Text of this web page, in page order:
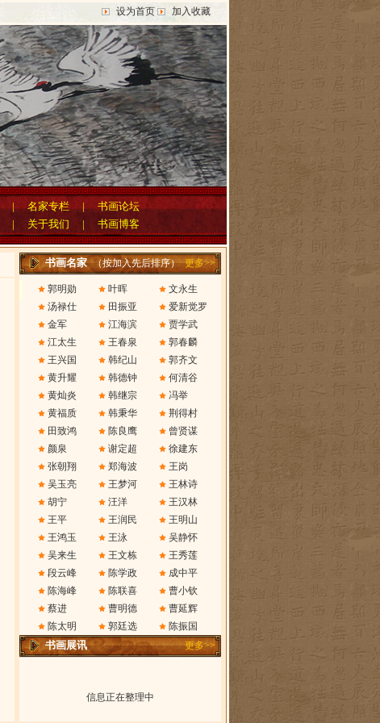
设为首页 加入收藏
|名家专栏 | 书画论坛
| 关于我们 | 书画博客
书画名家 （按加入先后排序） 更多>>
郭明勋 叶晖
文永生
汤禄仕
田振亚
爱新觉罗
金军
江海滨
贾学武
江太生
王春泉
郭春麟
王兴国
韩纪山
郭齐文
黄升耀
韩德钟
何清谷
黄灿炎
韩继宗
冯举
黄福质
韩秉华
荆得村
田致鸿
陈良鹰
曾贤谋
颜泉
谢定超
徐建东
张朝翔
郑海波
王岗
吴玉亮
王梦河
王林诗
胡宁
汪洋
王汉林
王平
王润民
王明山
王鸿玉
王泳
吴静怀
吴来生
王文栋
王秀莲
段云峰
陈学政
成中平
陈海峰
陈联喜
曹小钦
蔡进
曹明德
曹延辉
陈太明
郭廷选 陈振国
书画展讯 更多>>
信息正在整理中